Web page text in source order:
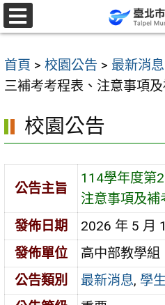
跳
至
要
內
區
首頁 > 校園公告 > 最新消息
三補考考程表、注意事項
校園公告
公告主旨
114學年度第
注意事項及補
發佈日期
2026 年 5 月
發佈單位
高中部教學組
公告類別
最新消息, 學
選
單